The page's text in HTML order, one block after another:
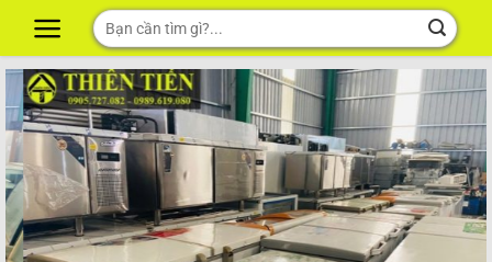
content
Tìm
kiếm: